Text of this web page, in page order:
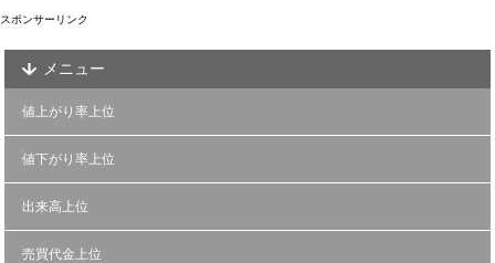
スポンサーリンク
メニュー
値上がり率上位
値下がり率上位
出来高上位
売買代金上位